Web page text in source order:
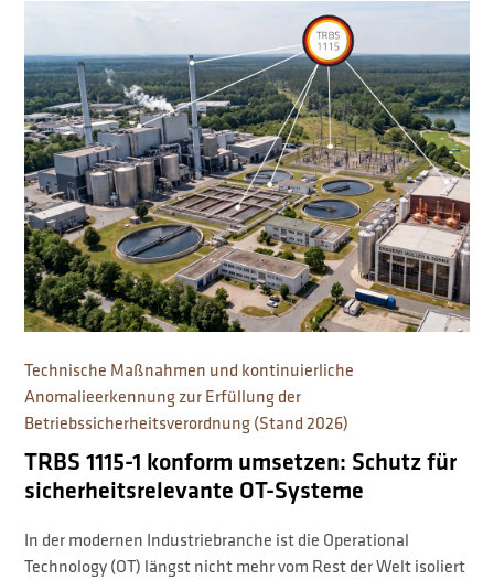
Technische Maßnahmen und kontinuierliche
Anomalieerkennung zur Erfüllung der
Betriebssicherheitsverordnung (Stand 2026)
TRBS 1115-1 konform umsetzen: Schutz für
sicherheitsrelevante OT-Systeme
In der modernen Industriebranche ist die Operational
Technology (OT) längst nicht mehr vom Rest der Welt isoliert